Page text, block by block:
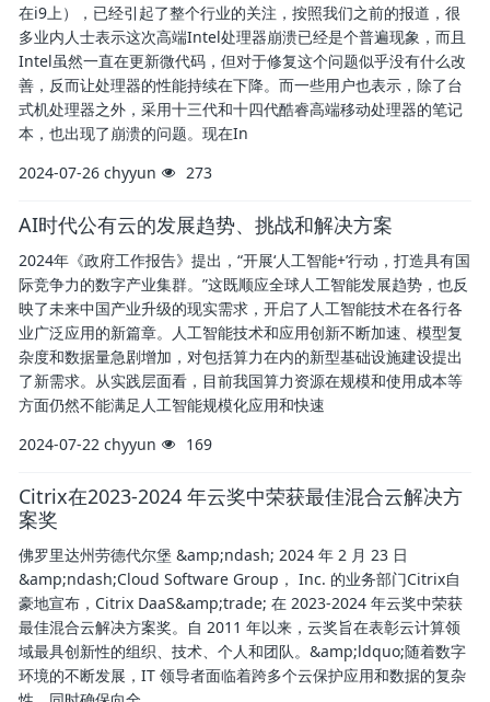
在i9上），已经引起了整个行业的关注，按照我们之前的报道，很
多业内人士表示这次高端Intel处理器崩溃已经是个普遍现象，而且
Intel虽然一直在更新微代码，但对于修复这个问题似乎没有什么改
善，反而让处理器的性能持续在下降。而一些用户也表示，除了台
式机处理器之外，采用十三代和十四代酷睿高端移动处理器的笔记
本，也出现了崩溃的问题。现在In
2024-07-26 chyyun 273
AI时代公有云的发展趋势、挑战和解决方案
2024年《政府工作报告》提出，“开展‘人工智能+’行动，打造具有国
际竞争力的数字产业集群。”这既顺应全球人工智能发展趋势，也反
映了未来中国产业升级的现实需求，开启了人工智能技术在各行各
业广泛应用的新篇章。人工智能技术和应用创新不断加速、模型复
杂度和数据量急剧增加，对包括算力在内的新型基础设施建设提出
了新需求。从实践层面看，目前我国算力资源在规模和使用成本等
方面仍然不能满足人工智能规模化应用和快速
2024-07-22 chyyun 169
Citrix在2023-2024 年云奖中荣获最佳混合云解决方
案奖
佛罗里达州劳德代尔堡 &amp;ndash; 2024 年 2 月 23 日
&amp;ndash;Cloud Software Group， Inc. 的业务部门Citrix自
豪地宣布，Citrix DaaS&amp;trade; 在 2023-2024 年云奖中荣获
最佳混合云解决方案奖。自 2011 年以来，云奖旨在表彰云计算领
域最具创新性的组织、技术、个人和团队。&amp;ldquo;随着数字
环境的不断发展，IT 领导者面临着跨多个云保护应用和数据的复杂